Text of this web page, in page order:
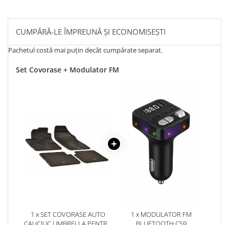
CUMPĂRĂ-LE ÎMPREUNĂ ȘI ECONOMISEȘTI
Pachetul costă mai puțin decât cumpărate separat.
Set Covorase + Modulator FM
1 x SET COVORASE AUTO
1 x MODULATOR FM